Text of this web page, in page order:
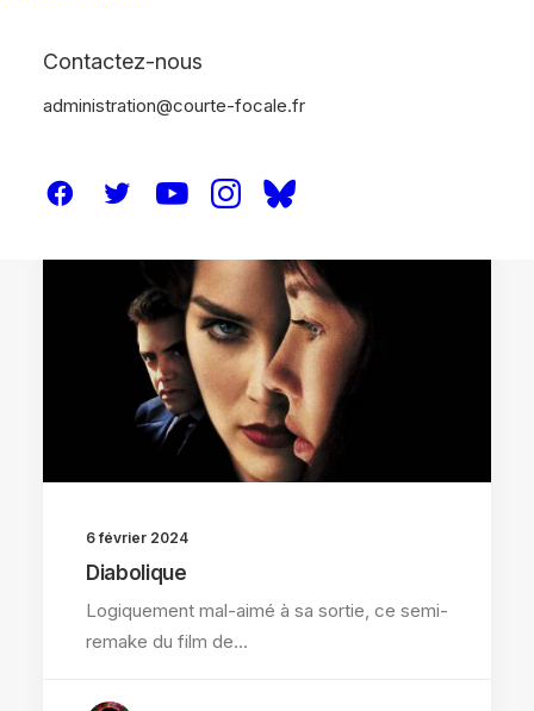
Contactez-nous
administration@courte-focale.fr
6 février 2024
Diabolique
Logiquement mal-aimé à sa sortie, ce semi-
remake du film de…